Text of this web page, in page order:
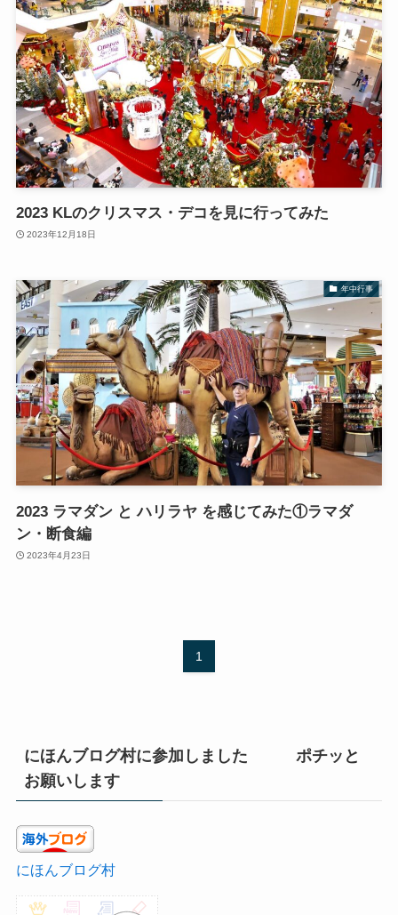
2023 KLのクリスマス・デコを見に行ってみた
2023年12月18日
年中行事
2023 ラマダン と ハリラヤ を感じてみた①ラマダ
ン・断食編
2023年4月23日
1
にほんブログ村に参加しました ポチッと
お願いします
にほんブログ村